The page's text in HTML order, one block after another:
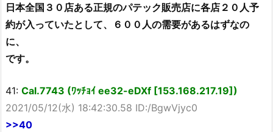
日本全国３０店ある正規のパテック販売店に各店２０人予
約が入っていたとして、６００人の需要があるはずなの
に、
です。
41: Cal.7743 (ﾜｯﾁｮｲ ee32-eDXf [153.168.217.19])
2021/05/12(水) 18:42:30.58 ID:/BgwVjyc0
>>40